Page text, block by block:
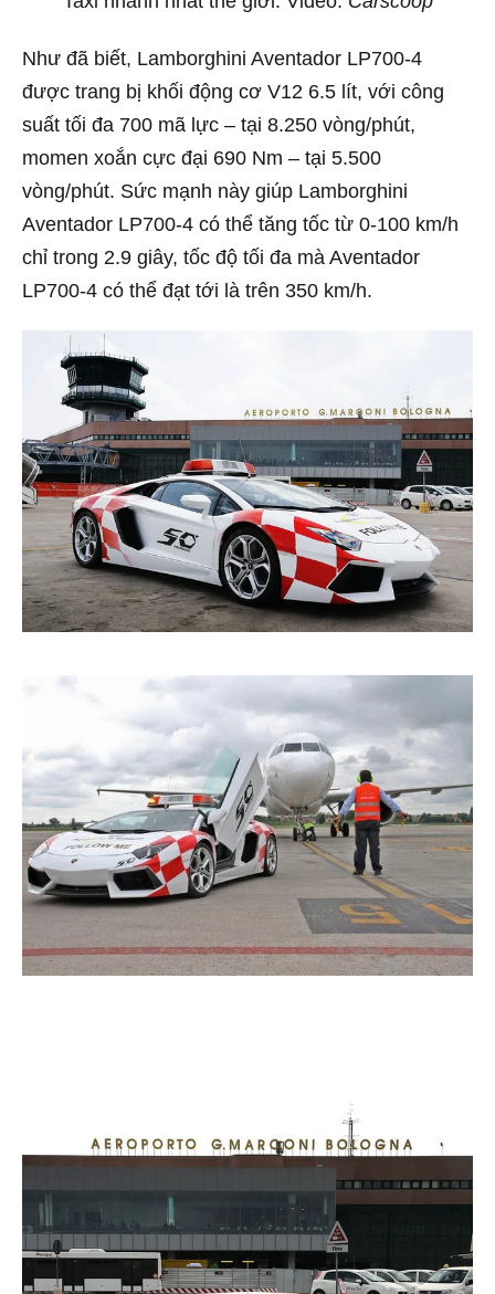
Như đã biết, Lamborghini Aventador LP700-4
được trang bị khối động cơ V12 6.5 lít, với công
suất tối đa 700 mã lực – tại 8.250 vòng/phút,
momen xoắn cực đại 690 Nm – tại 5.500
vòng/phút. Sức mạnh này giúp Lamborghini
Aventador LP700-4 có thể tăng tốc từ 0-100 km/h
chỉ trong 2.9 giây, tốc độ tối đa mà Aventador
LP700-4 có thể đạt tới là trên 350 km/h.